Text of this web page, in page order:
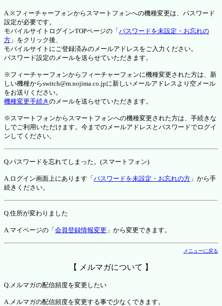
A.※フィーチャーフォンからスマートフォンへの機種変更は、パスワード
設定が必要です。
モバイルサイトログインTOPページの「 パスワードを未設定・お忘れの
方 」をクリック後、
モバイルサイトにご登録済みのメールアドレスをご入力ください。
パスワード設定のメールを送らせていただきます。
※フィーチャーフォンからフィーチャーフォンに機種変更された方は、新
しい機種からswitch@m.nojima.co.jpに新しいメールアドレスより空メール
をお送りください。
機種変更手続き のメールを送らせていただきます。
※スマートフォンからスマートフォンへの機種変更された方は、手続きな
しでご利用いただけます。今までのメールアドレスとパスワードでログイ
ンしてください。
Q.パスワードを忘れてしまった。(スマートフォン)
A.ログイン画面上にあります「 パスワードを未設定・お忘れの方 」から手
続きください。
Q.住所が変わりました
A.マイページの「 会員登録情報変更 」から変更できます。
メニューに戻る
【 メルマガについて 】
Q.メルマガの配信頻度を変更したい
A.メルマガの配信頻度を変更する事で少なくできます。